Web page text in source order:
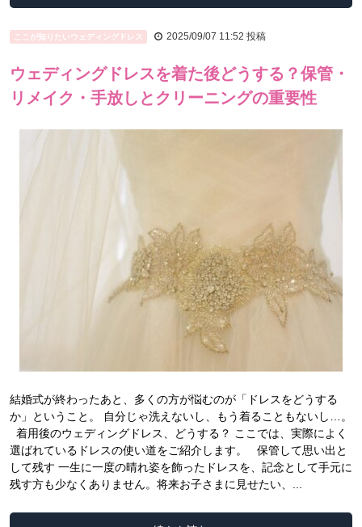
ここが知りたいウェディングドレス 2025/09/07 11:52 投稿
ウェディングドレスを着た後どうする？保管・
リメイク・手放しとクリーニングの重要性
結婚式が終わったあと、多くの方が悩むのが「ドレスをどうする
か」ということ。 自分じゃ洗えないし、もう着ることもないし…。
着用後のウェディングドレス、どうする？ ここでは、実際によく
選ばれているドレスの使い道をご紹介します。 保管して思い出と
して残す 一生に一度の晴れ姿を飾ったドレスを、記念として手元に
残す方も少なくありません。将来お子さまに見せたい、...